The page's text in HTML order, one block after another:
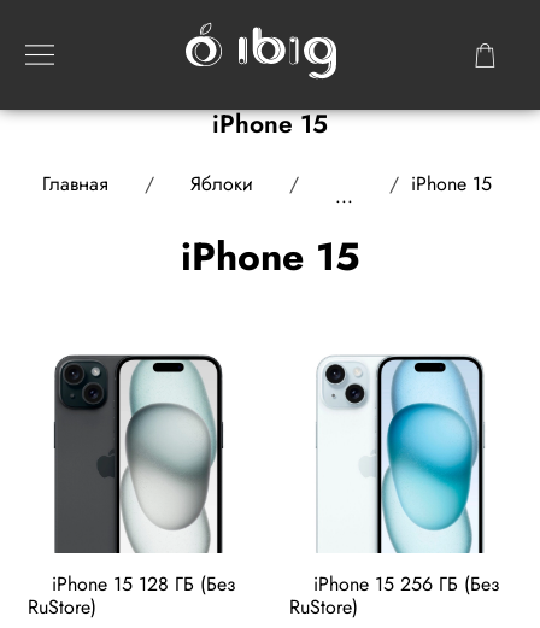
iPhone 15
Главная Яблоки ... iPhone 15
iPhone 15
iPhone 15 128 ГБ (Без
RuStore)
iPhone 15 256 ГБ (Без
RuStore)